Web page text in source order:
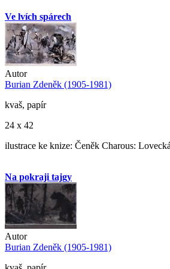
Ve lvích spárech
Autor
Burian Zdeněk (1905-1981)
kvaš, papír
24 x 42
ilustrace ke knize: Čeněk Charous:
Na pokraji tajgy
Autor
Burian Zdeněk (1905-1981)